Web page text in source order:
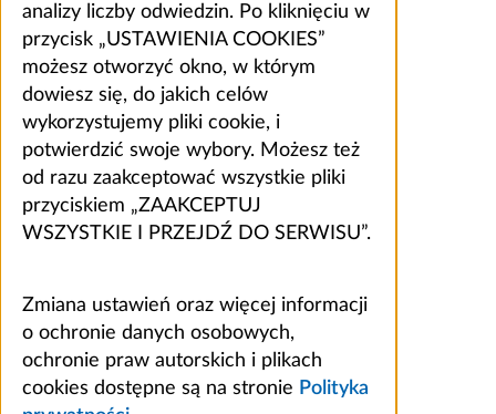
analizy liczby odwiedzin. Po kliknięciu w
przycisk „USTAWIENIA COOKIES”
możesz otworzyć okno, w którym
dowiesz się, do jakich celów
wykorzystujemy pliki cookie, i
potwierdzić swoje wybory. Możesz też
od razu zaakceptować wszystkie pliki
przyciskiem „ZAAKCEPTUJ
WSZYSTKIE I PRZEJDŹ DO SERWISU”.
Zmiana ustawień oraz więcej informacji
o ochronie danych osobowych,
ochronie praw autorskich i plikach
cookies dostępne są na stronie Polityka